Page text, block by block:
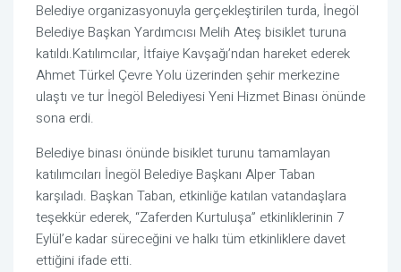
Belediye organizasyonuyla gerçekleştirilen turda, İnegöl
Belediye Başkan Yardımcısı Melih Ateş bisiklet turuna
katıldı.Katılımcılar, İtfaiye Kavşağı’ndan hareket ederek
Ahmet Türkel Çevre Yolu üzerinden şehir merkezine
ulaştı ve tur İnegöl Belediyesi Yeni Hizmet Binası önünde
sona erdi.
Belediye binası önünde bisiklet turunu tamamlayan
katılımcıları İnegöl Belediye Başkanı Alper Taban
karşıladı. Başkan Taban, etkinliğe katılan vatandaşlara
teşekkür ederek, “Zaferden Kurtuluşa” etkinliklerinin 7
Eylül’e kadar süreceğini ve halkı tüm etkinliklere davet
ettiğini ifade etti.